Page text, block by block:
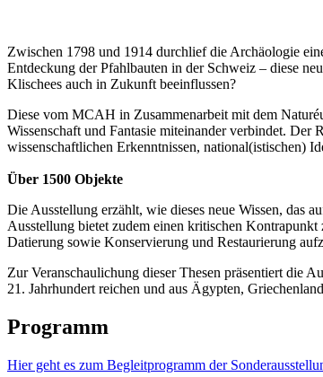
Zwischen 1798 und 1914 durchlief die Archäologie
Entdeckung der Pfahlbauten in der Schweiz – diese
Klischees auch in Zukunft beeinflussen?
Diese vom MCAH in Zusammenarbeit mit dem
Wissenschaft und Fantasie miteinander verbindet.
wissenschaftlichen Erkenntnissen, national(istischen)
Über 1500 Objekte
Die Ausstellung erzählt, wie dieses neue Wissen, das
Ausstellung bietet zudem einen kritischen
Datierung sowie Konservierung und Restaurierung
Zur Veranschaulichung dieser Thesen präsentiert die
21. Jahrhundert reichen und aus Ägypten,
Programm
Hier geht es zum Begleitprogramm der